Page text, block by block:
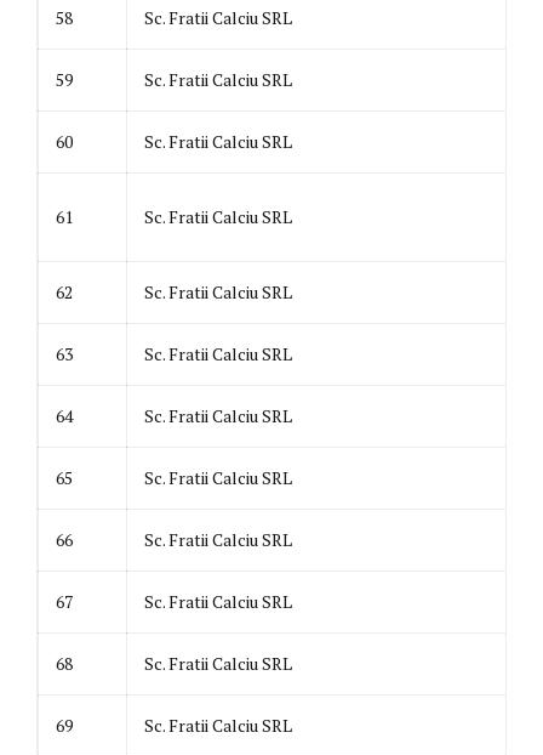
58 Sc. Fratii Calciu SRL
59 Sc. Fratii Calciu SRL
60 Sc. Fratii Calciu SRL
61 Sc. Fratii Calciu SRL
62 Sc. Fratii Calciu SRL
63 Sc. Fratii Calciu SRL
64 Sc. Fratii Calciu SRL
65 Sc. Fratii Calciu SRL
66 Sc. Fratii Calciu SRL
67 Sc. Fratii Calciu SRL
68 Sc. Fratii Calciu SRL
69 Sc. Fratii Calciu SRL